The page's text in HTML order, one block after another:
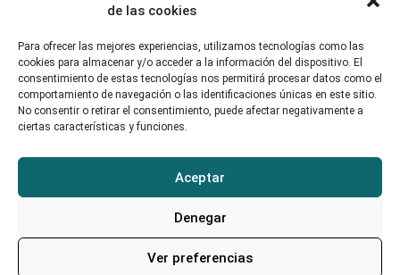
de las cookies
Para ofrecer las mejores experiencias, utilizamos tecnologías como las
cookies para almacenar y/o acceder a la información del dispositivo. El
consentimiento de estas tecnologías nos permitirá procesar datos como el
comportamiento de navegación o las identificaciones únicas en este sitio.
No consentir o retirar el consentimiento, puede afectar negativamente a
ciertas características y funciones.
Aceptar
Denegar
Ver preferencias
¿Cómo publicar un anuncio?
Contacto
soporte@alojamientounican.es
Alojamiento Universidad de Cantabria Copyright © 2023​